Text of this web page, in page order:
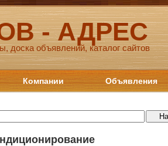
- АДРЕС
доска объявлений, каталог сайтов
Компании Объявления